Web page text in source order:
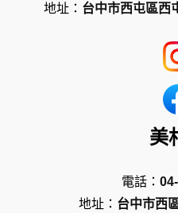
地址： 台中市西屯區西
美
電話：
地址： 台中市西